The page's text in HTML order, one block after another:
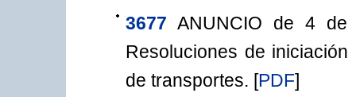
3677 ANUNCIO de 4 de
Resoluciones de
de transportes. [PDF]